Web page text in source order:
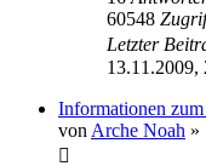
60548
Letzter
13.11.2009,
Informationen
von Arche Noah »